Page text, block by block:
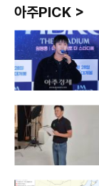
아주PICK >